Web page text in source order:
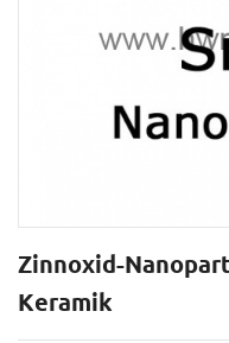
Zinnoxid-
Keramik